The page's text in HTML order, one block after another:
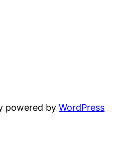
powered byWordPress